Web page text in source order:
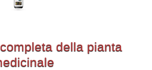
della pianta